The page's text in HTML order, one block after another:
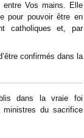
entre Vos mains. Elle
pour pouvoir être en
catholiques et, par
confirmés dans la
dans la vraie foi
ministres du sacrifice